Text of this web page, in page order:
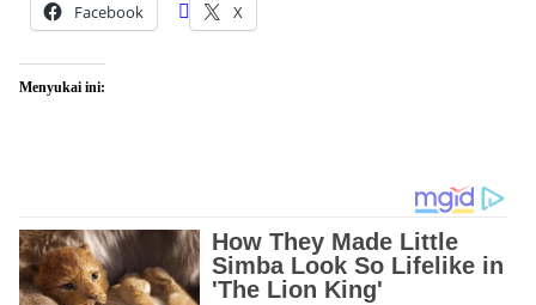
Facebook X
Menyukai ini: